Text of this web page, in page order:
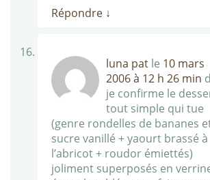
Répondre ↓
luna pat le 10 mars
2006 à 12 h 26 min
je confirme le
tout simple qui tue
(genre rondelles de bananes
sucre vanillé + yaourt brassé à
l’abricot + roudor émiettés)
joliment superposés en